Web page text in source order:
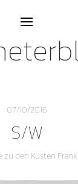
07/10/2016
S/W
zu den Küsten